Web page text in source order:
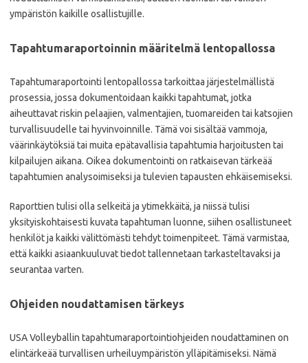
ympäristön kaikille osallistujille.
Tapahtumaraportoinnin määritelmä lentopallossa
Tapahtumaraportointi lentopallossa tarkoittaa järjestelmällistä
prosessia, jossa dokumentoidaan kaikki tapahtumat, jotka
aiheuttavat riskin pelaajien, valmentajien, tuomareiden tai katsojien
turvallisuudelle tai hyvinvoinnille. Tämä voi sisältää vammoja,
väärinkäytöksiä tai muita epätavallisia tapahtumia harjoitusten tai
kilpailujen aikana. Oikea dokumentointi on ratkaisevan tärkeää
tapahtumien analysoimiseksi ja tulevien tapausten ehkäisemiseksi.
Raporttien tulisi olla selkeitä ja ytimekkäitä, ja niissä tulisi
yksityiskohtaisesti kuvata tapahtuman luonne, siihen osallistuneet
henkilöt ja kaikki välittömästi tehdyt toimenpiteet. Tämä varmistaa,
että kaikki asiaankuuluvat tiedot tallennetaan tarkasteltavaksi ja
seurantaa varten.
Ohjeiden noudattamisen tärkeys
USA Volleyballin tapahtumaraportointiohjeiden noudattaminen on
elintärkeää turvallisen urheiluympäristön ylläpitämiseksi. Nämä